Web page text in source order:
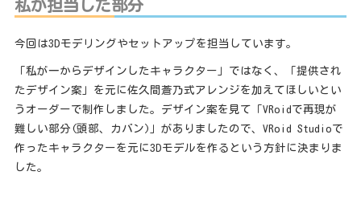
私が担当した部分
今回は3Dモデリングやセットアップを担当しています。
「私が一からデザインしたキャラクター」ではなく、「提供され
たデザイン案」を元に佐久間蒼乃式アレンジを加えてほしいとい
うオーダーで制作しました。デザイン案を見て「VRoidで再現が
難しい部分(頭部、カバン)」がありましたので、VRoid Studioで
作ったキャラクターを元に3Dモデルを作るという方針に決まりま
した。